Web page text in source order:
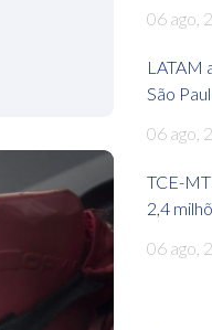
06 ago,
LATAM
São
06 ago,
TCE-
2,4
06 ago,